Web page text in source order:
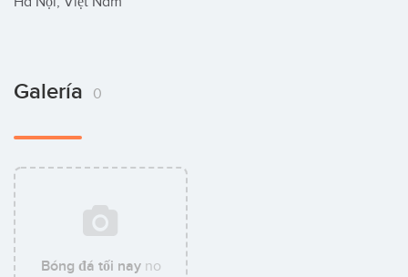
Galería 0
Bóng đá tối nayno